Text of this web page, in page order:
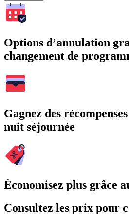
Options d’annulation
changement de
Gagnez des
nuit séjournée
Économisez plus grâce
Consultez les prix pour